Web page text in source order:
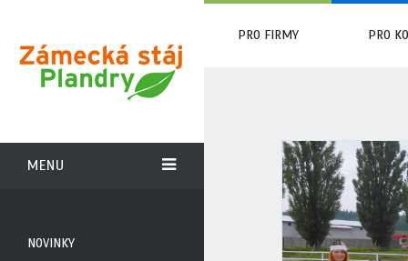
MENU
NOVINKY
PRO FIRMY PRO